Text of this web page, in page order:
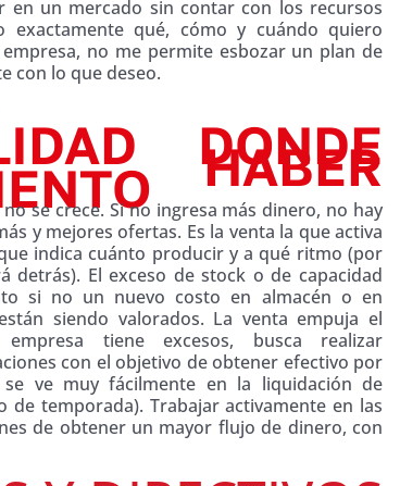
en un mercado sin contar con los recursos
exactamente qué, cómo y cuándo quiero
no me permite esbozar un plan de
con lo que deseo.
se crece. Si no ingresa más dinero, no hay
y mejores ofertas. Es la venta la que activa
indica cuánto producir y a qué ritmo (por
detrás). El exceso de stock o de capacidad
si no un nuevo costo en almacén o en
siendo valorados. La venta empuja el
tiene excesos, busca realizar
con el objetivo de obtener efectivo por
ve muy fácilmente en la liquidación de
de temporada). Trabajar activamente en las
de obtener un mayor flujo de dinero, con